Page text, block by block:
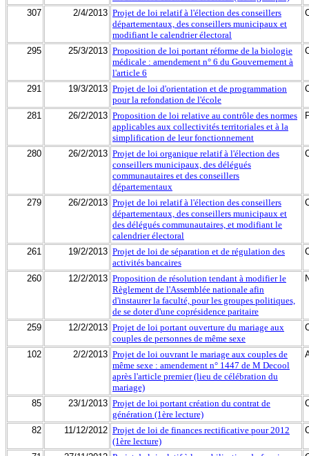
307 2/4/2013 Projet de loi relatif à l'élection des conseillers
départementaux, des conseillers municipaux et
modifiant le calendrier électoral
295 25/3/2013 Proposition de loi portant réforme de la biologie
médicale : amendement n° 6 du Gouvernement à
l'article 6
291 19/3/2013 Projet de loi d'orientation et de programmation
pour la refondation de l'école
281 26/2/2013 Proposition de loi relative au contrôle des normes
applicables aux collectivités territoriales et à la
simplification de leur fonctionnement
280 26/2/2013 Projet de loi organique relatif à l'élection des
conseillers municipaux, des délégués
communautaires et des conseillers
départementaux
279 26/2/2013 Projet de loi relatif à l'élection des conseillers
départementaux, des conseillers municipaux et
des délégués communautaires, et modifiant le
calendrier électoral
261 19/2/2013 Projet de loi de séparation et de régulation des
activités bancaires
260 12/2/2013 Proposition de résolution tendant à modifier le
Règlement de l'Assemblée nationale afin
d'instaurer la faculté, pour les groupes politiques,
de se doter d'une coprésidence paritaire
259 12/2/2013 Projet de loi portant ouverture du mariage aux
couples de personnes de même sexe
102 2/2/2013 Projet de loi ouvrant le mariage aux couples de
même sexe : amendement n° 1447 de M Decool
après l'article premier (lieu de célébration du
mariage)
85 23/1/2013 Projet de loi portant création du contrat de
génération (1ère lecture)
82 11/12/2012 Projet de loi de finances rectificative pour 2012
(1ère lecture)